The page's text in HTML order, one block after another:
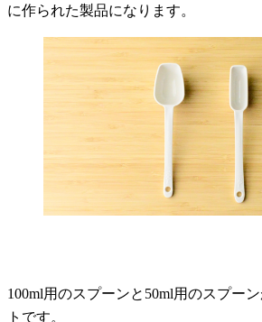
に作られた製品になります。
100ml用のスプーンと50ml用のスプー
トです。